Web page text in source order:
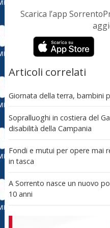
Scarica l’app
Articoli correlati
Giornata della terra, bambini
Sopralluoghi in costiera del
disabilità della Campania
Fondi e mutui per opere mai
in tasca
A Sorrento nasce un nuovo
10 anni